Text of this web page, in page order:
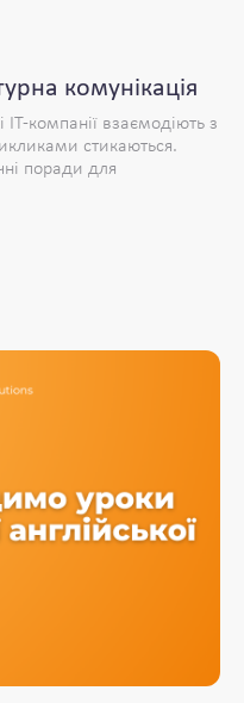
комунікація
IT-компанії взаємодіють з
стикаються.
поради для